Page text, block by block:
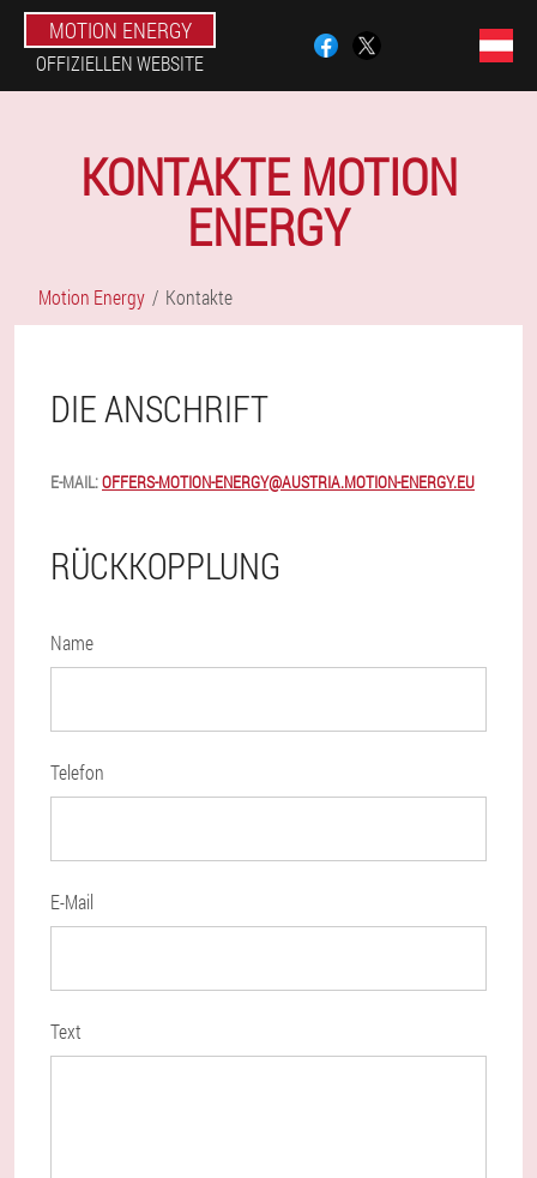
MOTION ENERGY
OFFIZIELLEN WEBSITE
KONTAKTE MOTION
ENERGY
Motion Energy Kontakte
DIE ANSCHRIFT
E-MAIL:OFFERS-MOTION-ENERGY@AUSTRIA.MOTION-ENERGY.EU
RÜCKKOPPLUNG
Name
Telefon
E-Mail
Text